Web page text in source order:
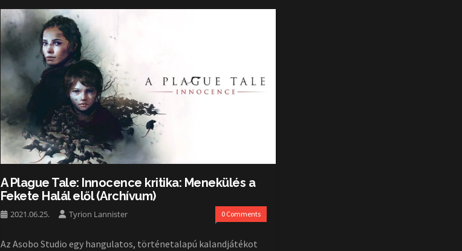
A Plague Tale: Innocence kritika: Menekülés a
Fekete Halál elől (Archívum)
2021.06.25. Tyrion Lannister 0 Comments
Az Asobo Studio egy hangulatos, történetalapú kalandjátékot